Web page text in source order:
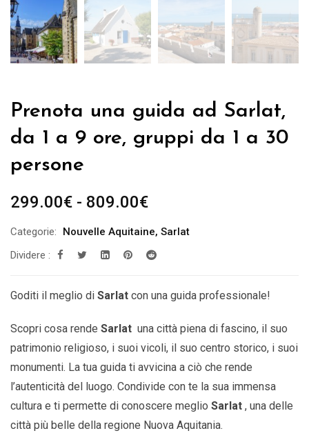
Prenota una guida ad Sarlat,
da 1 a 9 ore, gruppi da 1 a 30
persone
299.00€ - 809.00€Fascia
prezzo:
da
a
Categorie: Nouvelle Aquitaine, Sarlat
Dividere :
Goditi il ​​meglio di Sarlat con una guida professionale!
Scopri cosa rende Sarlat una città piena di fascino, il suo
patrimonio religioso, i suoi vicoli, il suo centro storico, i suoi
monumenti. La tua guida ti avvicina a ciò che rende
l’autenticità del luogo. Condivide con te la sua immensa
cultura e ti permette di conoscere meglio Sarlat , una delle
città più belle della regione Nuova Aquitania.